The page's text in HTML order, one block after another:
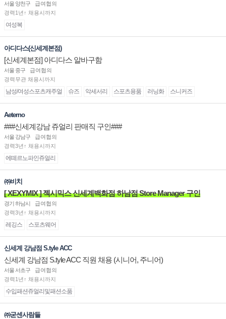
서울 양천구
급여협의
경력1년↑ 채용시까지
여성복
아디다스(신세계본점)
[신세계본점] 아디다스 알바구함
서울 중구
급여협의
경력무관 채용시까지
남성/여성스포츠캐주얼 슈즈 악세서리 스포츠용품 러닝화 스니커즈
Aeterno
###신세계강남 쥬얼리 판매직 구인###
서울 강남구
급여협의
경력3년↑ 채용시까지
에떼르노파인쥬얼리
㈜비치
[ XEXYMIX ] 젝시믹스 신세계백화점 하남점 Store Manager 구인
경기 하남시
급여협의
경력3년↑ 채용시까지
레깅스 스포츠웨어
신세계 강남점 S.tyle ACC
신세계 강남점 S.tyle ACC 직원 채용 (시니어, 주니어)
서울 서초구
급여협의
경력1년↑ 채용시까지
수입패션쥬얼리및패션소품
㈜굳센사람들